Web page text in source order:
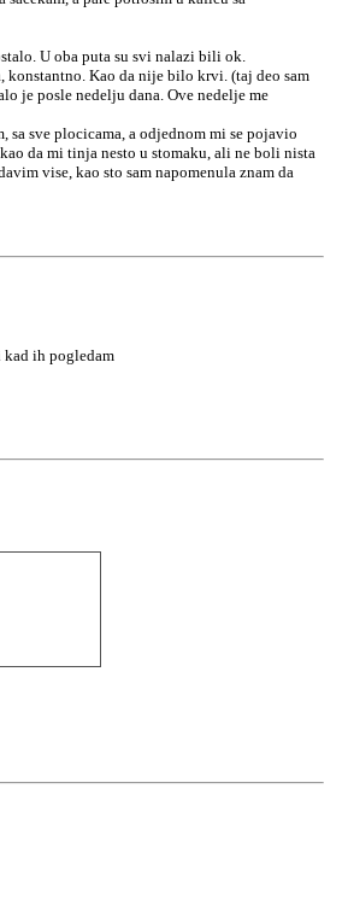
U oba puta su svi nalazi bili ok.
Kao da nije bilo krvi. (taj deo sam
je posle nedelju dana. Ove nedelje me
sa sve plocicama, a odjednom mi se pojavio
da mi tinja nesto u stomaku, ali ne boli nista
vise, kao sto sam napomenula znam da
ih pogledam